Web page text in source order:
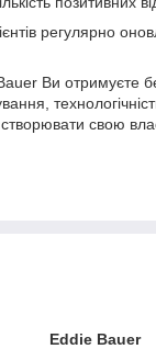
регулярно
Ви отримуєте
свою
Eddie Bauer